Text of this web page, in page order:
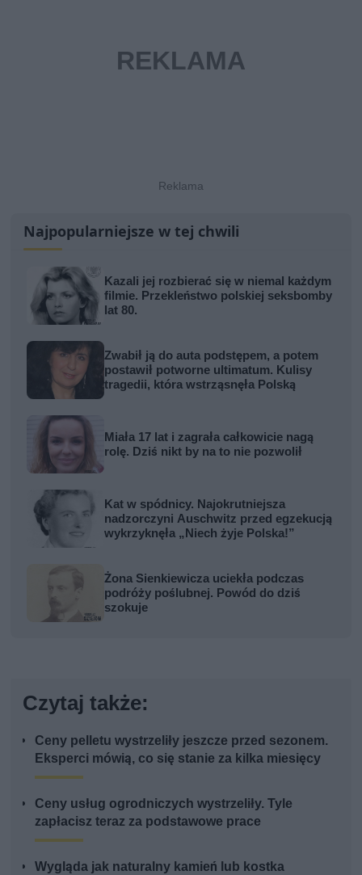
Najpopularniejsze w tej chwili
Kazali jej rozbierać się w niemal każdym
filmie. Przekleństwo polskiej seksbomby
lat 80.
Zwabił ją do auta podstępem, a potem
postawił potworne ultimatum. Kulisy
tragedii, która wstrząsnęła Polską
Miała 17 lat i zagrała całkowicie nagą
rolę. Dziś nikt by na to nie pozwolił
Kat w spódnicy. Najokrutniejsza
nadzorczyni Auschwitz przed egzekucją
wykrzyknęła „Niech żyje Polska!”
Żona Sienkiewicza uciekła podczas
podróży poślubnej. Powód do dziś
szokuje
Czytaj także:
Ceny pelletu wystrzeliły jeszcze przed sezonem.
Eksperci mówią, co się stanie za kilka miesięcy
Ceny usług ogrodniczych wystrzeliły. Tyle
zapłacisz teraz za podstawowe prace
Wygląda jak naturalny kamień lub kostka